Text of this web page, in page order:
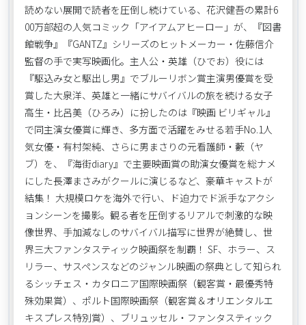
読めない展開で読者を圧倒し続けている、花沢健吾の累計6
00万部超の人気コミック「アイアムアヒーロー」が、『図書
館戦争』『GANTZ』シリーズのヒットメーカー・佐藤信介
監督の手で実写映画化。主人公・英雄（ひでお）役には
『駆込み女と駆出し男』でブルーリボン賞主演男優賞を受
賞した大泉洋、英雄と一緒にサバイバルの旅を続ける女子
高生・比呂美（ひろみ）に扮したのは『映画 ビリギャル』
で同主演女優賞に輝き、多方面で活躍をみせる若手No.1人
気女優・有村架純、さらに男まさりの元看護師・藪（ヤ
ブ）を、『海街diary』で主要映画賞の助演女優賞を総ナメ
にした長澤まさみがクールに演じるなど、豪華キャストが
結集！ 大規模ロケを海外で行い、ド迫力でド派手なアクシ
ョンシーンを撮影。観る者を圧倒するリアルで刺激的な映
像世界、手加減なしのサバイバル描写に世界が絶賛し、世
界三大ファンタスティック映画祭を制覇！ SF、ホラー、ス
リラー、サスペンスなどのジャンル映画の祭典として知られ
るシッチェス・カタロニア国際映画祭（観客賞・最優秀特
殊効果賞）、ポルト国際映画祭（観客賞＆オリエンタルエ
キスプレス特別賞）、ブリュッセル・ファンタスティック